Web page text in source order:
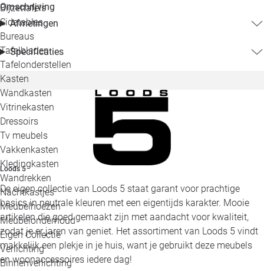
Bijzettafels
Sidetables
Bureaus
Tafelbladen
Tafelonderstellen
Kasten
Wandkasten
Vitrinekasten
Dressoirs
Tv meubels
Vakkenkasten
Kledingkasten
Wandrekken
Nachtkastjes
Meubelhoezen
Meubelonderhoud
Eigen Collectie
Verlichting
Binnenverlichting
Alle
Omschrijving
Afmetingen
Specificaties
Loods 5
De eigen collectie van Loods 5 staat garant voor prachtige
basics in neutrale kleuren met een eigentijds karakter. Mooie
artikelen die goed gemaakt zijn met aandacht voor kwaliteit,
zodat je er jaren van geniet. Het assortiment van Loods 5 vindt
makkelijk een plekje in je huis, want je gebruikt deze meubels
en woonaccessoires iedere dag!